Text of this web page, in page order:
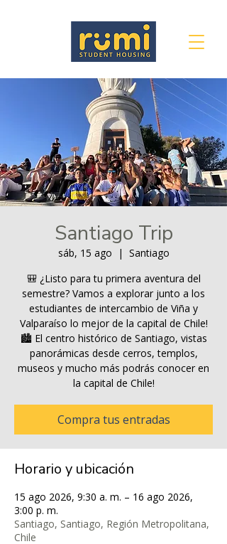
Santiago Trip
sáb, 15 ago
  |
Santiago
🎒 ¿Listo para tu primera aventura del
semestre? Vamos a explorar junto a los
estudiantes de intercambio de Viña y
Valparaíso lo mejor de la capital de Chile!
🏙️ El centro histórico de Santiago, vistas
panorámicas desde cerros, templos,
museos y mucho más podrás conocer en
la capital de Chile!
Compra tus entradas
Horario y ubicación
15 ago 2026, 9:30 a. m. – 16 ago 2026,
3:00 p. m.
Santiago, Santiago, Región Metropolitana,
Chile